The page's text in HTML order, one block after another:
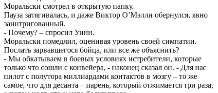
Моральски смотрел в открытую папку.
Пауза затягивалась, и даже Виктор О’Мэлли обернулся, явно
заинтригованный.
- Почему? – спросил Уинн.
Моральски помедлил, оценивая уровень своей симпатии.
Послать зарвавшегося бойца, или все же объяснить?
- Мы обкатываем в боевых условиях истребители, которые
только что сошли с конвейера, - наконец сказал он. - Для нас
пилот с полутора миллиардами контактов в мозгу – то же
самое, что для десанта – парень, который отжимается три раза,